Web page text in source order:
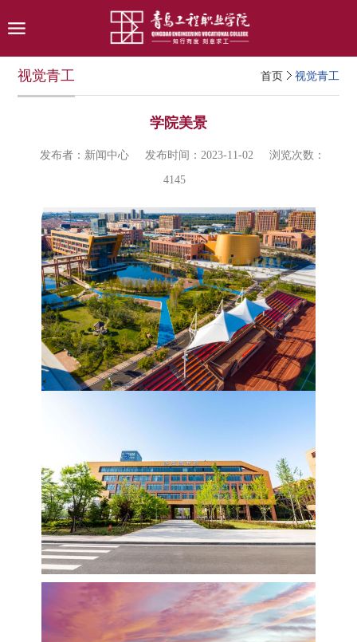
首页 视觉青工
视觉青工
学院美景
发布者：新闻中心 发布时间：2023-11-02 浏览次数：
4145